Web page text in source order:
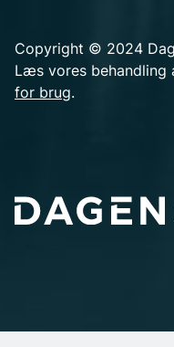
Copyright © 2024
Læs vores behandling
for brug.